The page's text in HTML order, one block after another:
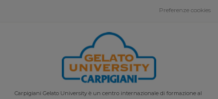
Preferenze cookies
Carpigiani Gelato University è un centro internazionale di formazione al